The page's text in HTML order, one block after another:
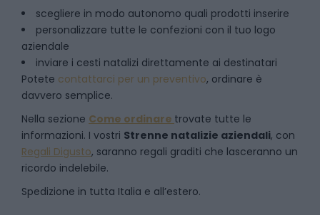
scegliere in modo autonomo quali prodotti inserire
personalizzare tutte le confezioni con il tuo logo
aziendale
inviare i cesti natalizi direttamente ai destinatari
Potete contattarci per un preventivo, ordinare è
davvero semplice.
Nella sezione Come ordinare trovate tutte le
informazioni. I vostri Strenne natalizie aziendali, con
Regali Digusto, saranno regali graditi che lasceranno un
ricordo indelebile.
Spedizione in tutta Italia e all’estero.